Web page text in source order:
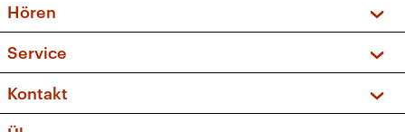
Sendungen und Podcasts
Musikliste
Kakadu – Das Kinderprogramm
Hören
Frequenzen (UKW + DAB+)
Service
FAQ
Apps
Kontakt